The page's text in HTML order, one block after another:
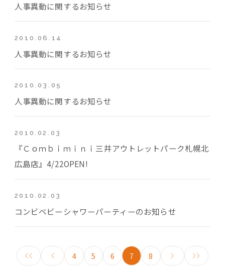
人事異動に関するお知らせ
2010.06.14
人事異動に関するお知らせ
2010.03.05
人事異動に関するお知らせ
2010.02.03
『Ｃｏｍｂｉｍｉｎｉ三井アウトレットパーク札幌北
広島店』4/22OPEN!
2010.02.03
コンビベビーシャワーパーティーのお知らせ
4 5 6 7 8